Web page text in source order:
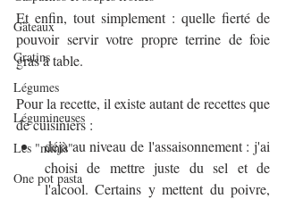
Gâteaux
Gratins
Légumes
Légumineuses
Les "minis"
One pot pasta
Et enfin, tout simplement : quelle fierté de
pouvoir servir votre propre terrine de foie
gras à table.
Pour la recette, il existe autant de recettes que
de cuisiniers :
déjà au niveau de l'assaisonnement : j'ai
choisi de mettre juste du sel et de
l'alcool. Certains y mettent du poivre,